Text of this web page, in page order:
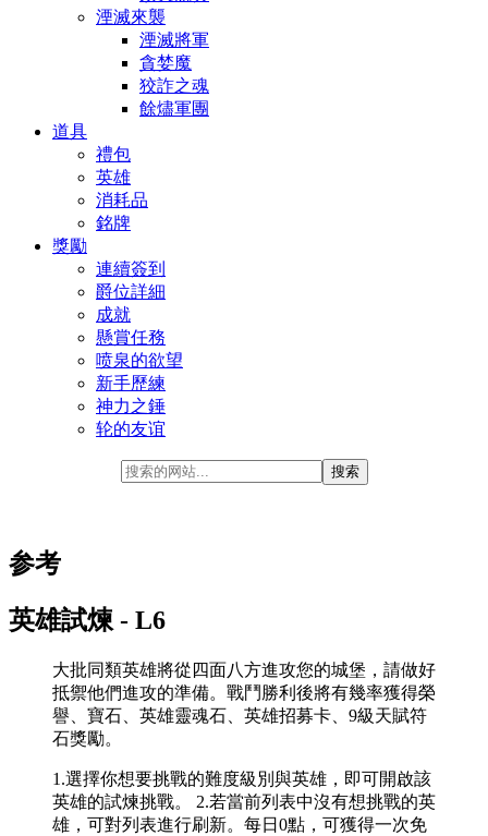
湮滅來襲
湮滅將軍
貪婪魔
狡詐之魂
餘燼軍團
道具
禮包
英雄
消耗品
銘牌
獎勵
連續簽到
爵位詳細
成就
懸賞任務
喷泉的欲望
新手歷練
神力之錘
轮的友谊
参考
英雄試煉 - L6
大批同類英雄將從四面八方進攻您的城堡，請做好
抵禦他們進攻的準備。戰鬥勝利後將有幾率獲得榮
譽、寶石、英雄靈魂石、英雄招募卡、9級天賦符
石獎勵。
1.選擇你想要挑戰的難度級別與英雄，即可開啟該
英雄的試煉挑戰。 2.若當前列表中沒有想挑戰的英
雄，可對列表進行刷新。每日0點，可獲得一次免